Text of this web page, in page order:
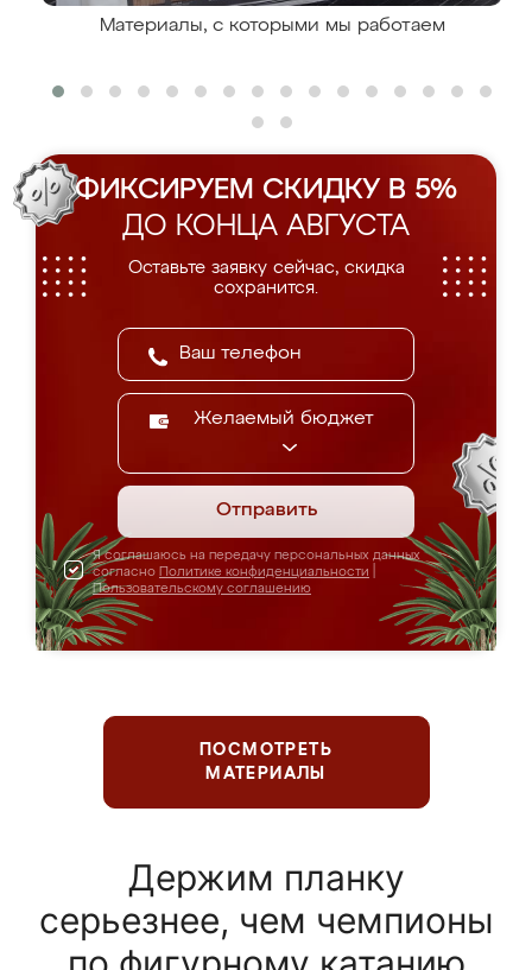
Материалы, с которыми мы работаем
ФИКСИРУЕМ СКИДКУ В 5%
ДО КОНЦА АВГУСТА
Оставьте заявку сейчас, скидка
сохранится.
Желаемый бюджет
Отправить
Я соглашаюсь на передачу персональных данных
согласно Политике конфиденциальности
Пользовательскому соглашению
ПОСМОТРЕТЬ
МАТЕРИАЛЫ
Держим планку
серьезнее, чем чемпионы